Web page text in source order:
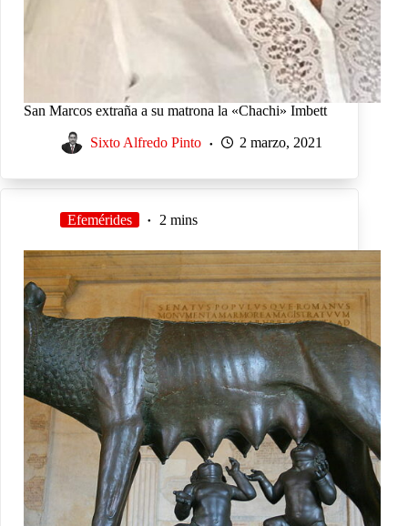
San Marcos extraña a su matrona la «Chachi» Imbett
Sixto Alfredo Pinto 2 marzo, 2021
Efemérides 2 mins